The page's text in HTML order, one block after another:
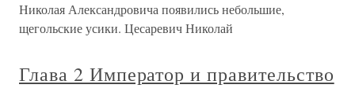
Николая Александровича появились небольшие,
щегольские усики. Цесаревич Николай
Глава 2 Император и правительство